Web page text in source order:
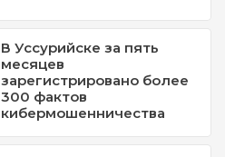
В Уссурийске за пять
месяцев
зарегистрировано более
300 фактов
кибермошенничества